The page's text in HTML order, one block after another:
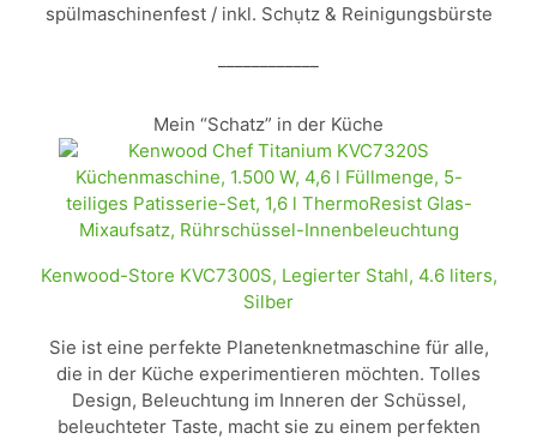
spülmaschinenfest / inkl. Schụtz & Reinigungsbürste
Mein “Schatz” in der Küche
Kenwood-Store KVC7300S, Legierter Stahl, 4.6 liters,
Silber
Sie ist eine perfekte Planetenknetmaschine für alle,
die in der Küche experimentieren möchten. Tolles
Design, Beleuchtung im Inneren der Schüssel,
beleuchteter Taste, macht sie zu einem perfekten